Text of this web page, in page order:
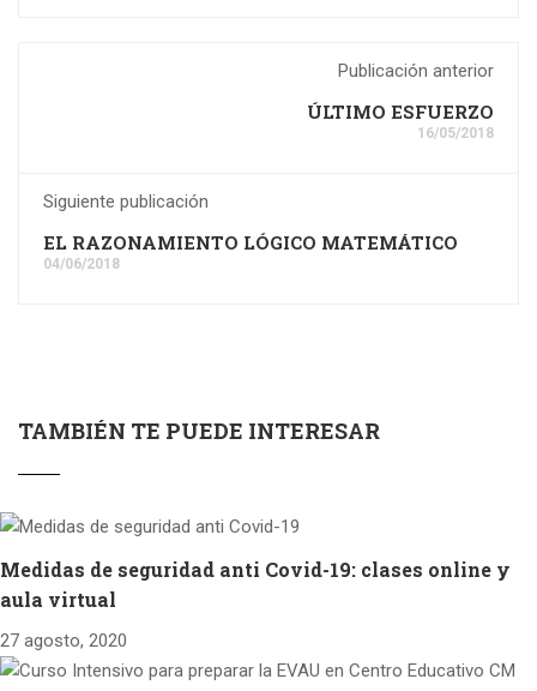
Publicación anterior
ÚLTIMO ESFUERZO
16/05/2018
Siguiente publicación
EL RAZONAMIENTO LÓGICO MATEMÁTICO
04/06/2018
TAMBIÉN TE PUEDE INTERESAR
Medidas de seguridad anti Covid-19: clases online y
aula virtual
27 agosto, 2020